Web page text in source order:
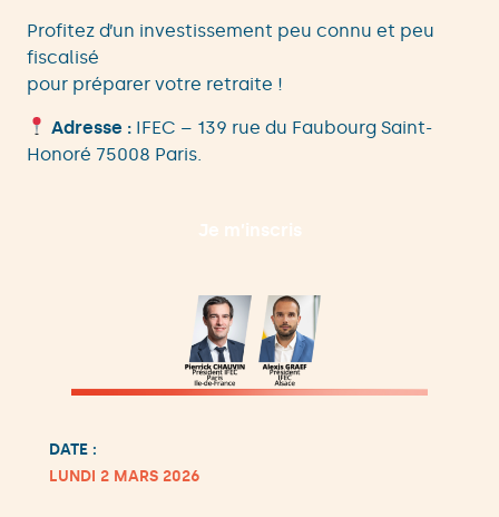
Profitez d’un investissement peu connu et peu
fiscalisé
pour préparer votre retraite !
Adresse : IFEC – 139 rue du Faubourg Saint-
Honoré 75008 Paris.
Je m’inscris
DATE :
LUNDI 2 MARS 2026